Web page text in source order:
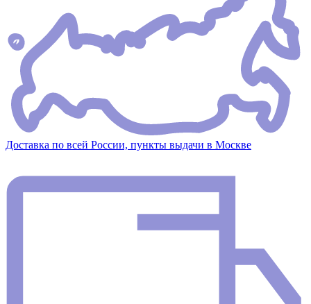
Доставка по всей России, пункты выдачи в Москве